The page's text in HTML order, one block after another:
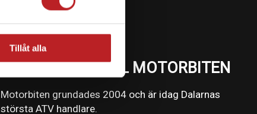
Tillåt alla
VÄLKOMMEN TILL MOTORBITEN
Motorbiten grundades 2004 och är idag Dalarnas
största ATV handlare.